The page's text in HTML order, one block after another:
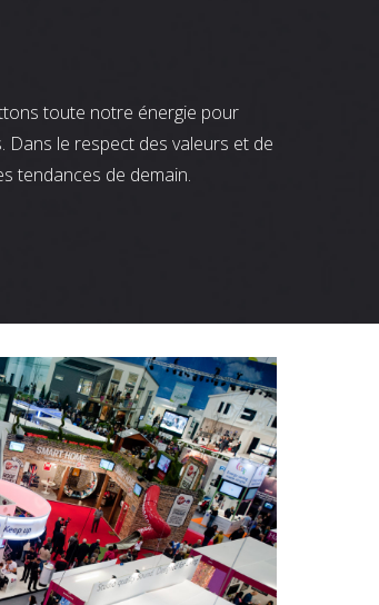
toute notre énergie pour
le respect des valeurs et de
tendances de demain.